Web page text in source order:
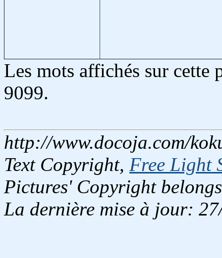
Les mots affichés sur cette
9099.
http://www.docoja.com/
Text Copyright, Free Light
Pictures' Copyright
La dernière mise à jour: